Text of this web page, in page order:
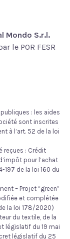
Mondo S.r.l.
le POR FESR
: les aides
sont inscrites
à l’art. 52 de la loi
reçues : Crédit
pour l’achat
197 de la loi 160 du
– Projet “green”
et complétée
la loi 178/2020)
du textile, de la
législatif du 19 mai
législatif du 25